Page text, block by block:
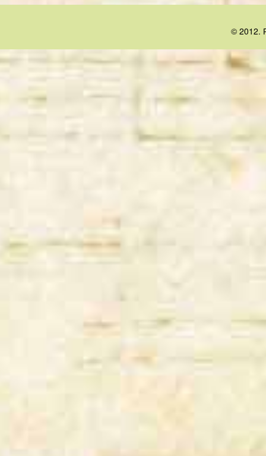
© 2012.